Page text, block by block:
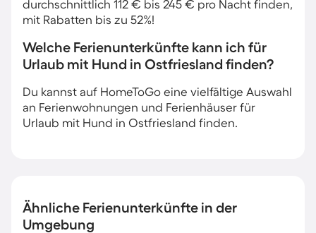
durchschnittlich 112 € bis 245 € pro Nacht finden,
mit Rabatten bis zu 52%!
Welche Ferienunterkünfte kann ich für
Urlaub mit Hund in Ostfriesland finden?
Du kannst auf HomeToGo eine vielfältige Auswahl
an Ferienwohnungen und Ferienhäuser für
Urlaub mit Hund in Ostfriesland finden.
Ähnliche Ferienunterkünfte in der
Umgebung